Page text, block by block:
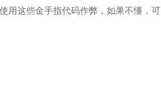
用这些金手指代码作弊，如果不懂，可